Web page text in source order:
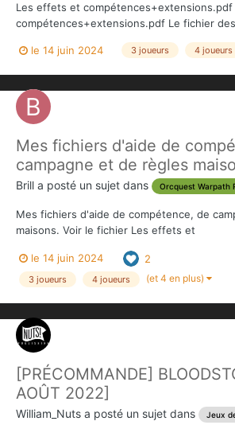
Les effets et
compétences+extensions.pdf Le fichier
compétences regroupe l'ensemble des
les différents effets et compétences du
le 14 juin 2024 3 joueurs 4 joueurs
Mes fichiers d'aide de
campagne et de règles
Brill a posté un sujet dans Orcquest Warpath
Mes fichiers d'aide de compétence, de
maisons. Voir le fichier Les effets et
compétences+extensions.pdf Le fichier
compétences regroupe l'ensemble des
le 14 juin 2024 2
3 joueurs 4 joueurs (et 4 en plus)
[PRÉCOMMANDE]
AOÛT 2022]
William_Nuts a posté un sujet dans Jeux